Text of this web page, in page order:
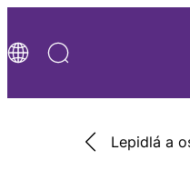
Lepidlá a